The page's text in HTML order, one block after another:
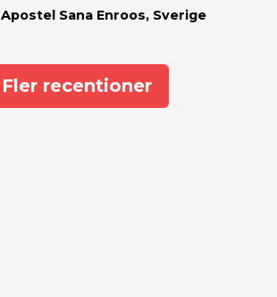
Apostel Sana Enroos, Sverige
Fler recentioner